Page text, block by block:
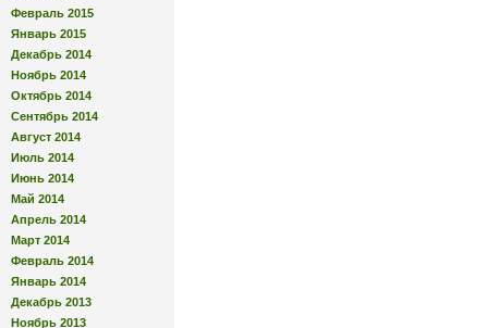
Февраль 2015
Январь 2015
Декабрь 2014
Ноябрь 2014
Октябрь 2014
Сентябрь 2014
Август 2014
Июль 2014
Июнь 2014
Май 2014
Апрель 2014
Март 2014
Февраль 2014
Январь 2014
Декабрь 2013
Ноябрь 2013